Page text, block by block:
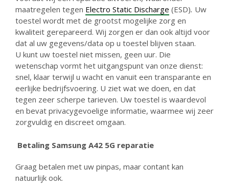
maatregelen tegen Electro Static Discharge (ESD). Uw
toestel wordt met de grootst mogelijke zorg en
kwaliteit gerepareerd. Wij zorgen er dan ook altijd voor
dat al uw gegevens/data op u toestel blijven staan.
U kunt uw toestel niet missen, geen uur. Die
wetenschap vormt het uitgangspunt van onze dienst:
snel, klaar terwijl u wacht en vanuit een transparante en
eerlijke bedrijfsvoering. U ziet wat we doen, en dat
tegen zeer scherpe tarieven. Uw toestel is waardevol
en bevat privacygevoelige informatie, waarmee wij zeer
zorgvuldig en discreet omgaan.
Betaling Samsung A42 5G reparatie
Graag betalen met uw pinpas, maar contant kan
natuurlijk ook.